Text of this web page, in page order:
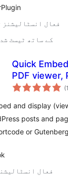
8,000+ فعال انسٹالیشنز
6.9.6 کے ساتھ ٹیسٹ شدہ
Quick
PDF viewer,
embeds, PDF
Embedder
(1
and display
posts and
or
200+ فعال